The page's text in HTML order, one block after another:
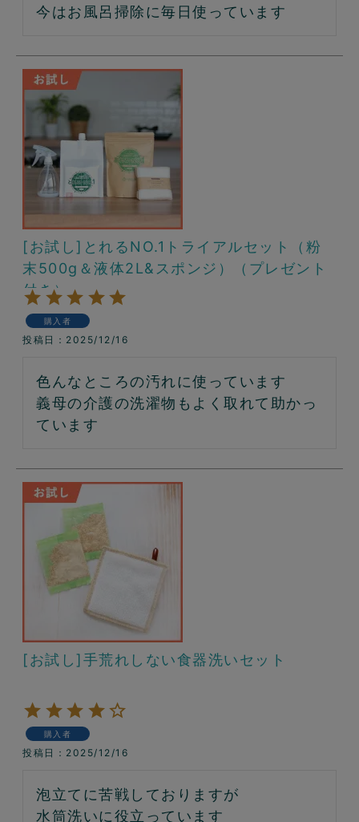
今はお風呂掃除に毎日使っています
[お試し]とれるNO.1トライアルセット（粉
末500g＆液体2L&スポンジ）（プレゼント
付き）
購入者
投稿日 2025/12/16
色んなところの汚れに使っています
義母の介護の洗濯物もよく取れて助かっ
ています
[お試し]手荒れしない食器洗いセット
購入者
投稿日 2025/12/16
泡立てに苦戦しておりますが
水筒洗いに役立っています